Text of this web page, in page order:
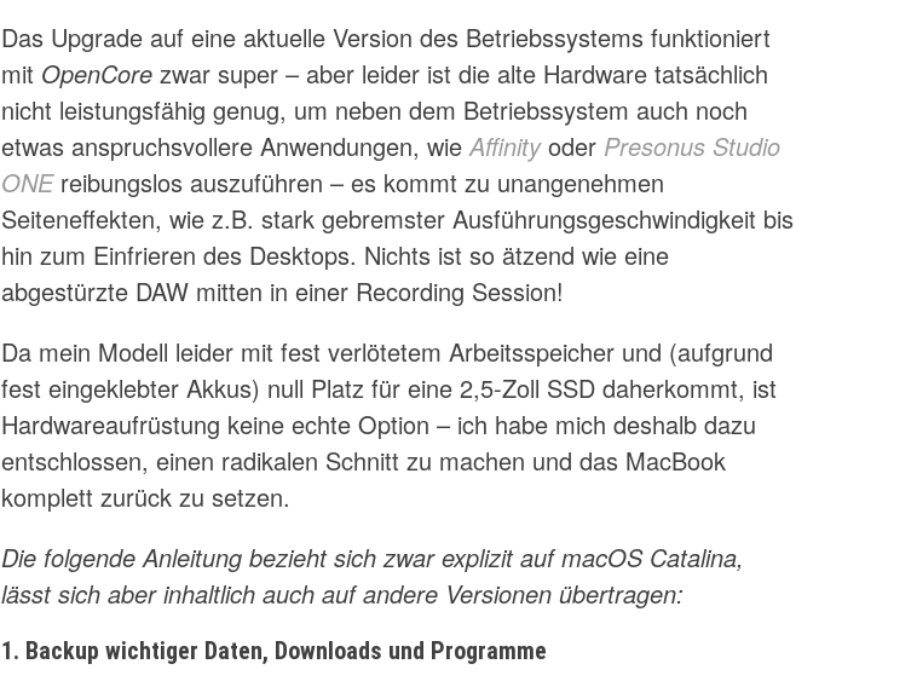
Das Upgrade auf eine aktuelle Version des Betriebssystems funktioniert
mit OpenCore zwar super – aber leider ist die alte Hardware tatsächlich
nicht leistungsfähig genug, um neben dem Betriebssystem auch noch
etwas anspruchsvollere Anwendungen, wieAffinityoder Presonus Studio
ONE reibungslos auszuführen – es kommt zu unangenehmen
Seiteneffekten, wie z.B. stark gebremster Ausführungsgeschwindigkeit bis
hin zum Einfrieren des Desktops. Nichts ist so ätzend wie eine
abgestürzte DAW mitten in einer Recording Session!
Da mein Modell leider mit fest verlötetem Arbeitsspeicher und (aufgrund
fest eingeklebter Akkus) null Platz für eine 2,5-Zoll SSD daherkommt, ist
Hardwareaufrüstung keine echte Option – ich habe mich deshalb dazu
entschlossen, einen radikalen Schnitt zu machen und das MacBook
komplett zurück zu setzen.
Die folgende Anleitung bezieht sich zwar explizit auf macOS Catalina,
lässt sich aber inhaltlich auch auf andere Versionen übertragen:
1. Backup wichtiger Daten, Downloads und Programme